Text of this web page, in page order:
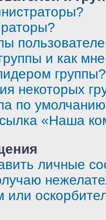
и как
группы?
некоторых
по
«Наша
личные